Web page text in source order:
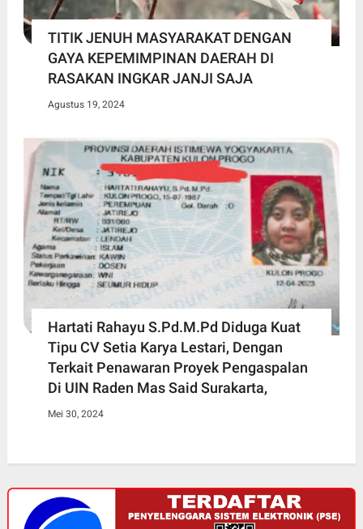
TITIK JENUH MASYARAKAT DENGAN
GAYA KEPEMIMPINAN DAERAH DI
RASAKAN INGKAR JANJI SAJA
Agustus 19, 2024
Hartati Rahayu S.Pd.M.Pd Diduga Kuat
Tipu CV Setia Karya Lestari, Dengan
Terkait Penawaran Proyek Pengaspalan
Di UIN Raden Mas Said Surakarta,
Mei 30, 2024